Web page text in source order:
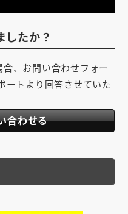
したか？
、お問い合わせフォー
ートより回答させていた
合わせる